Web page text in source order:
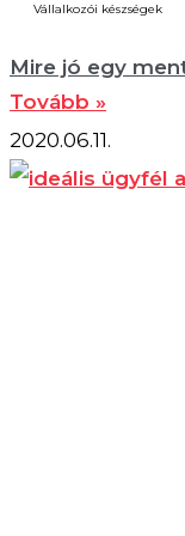
Vállalkozói készségek
Mire jó egy
Tovább »
2020.06.11.